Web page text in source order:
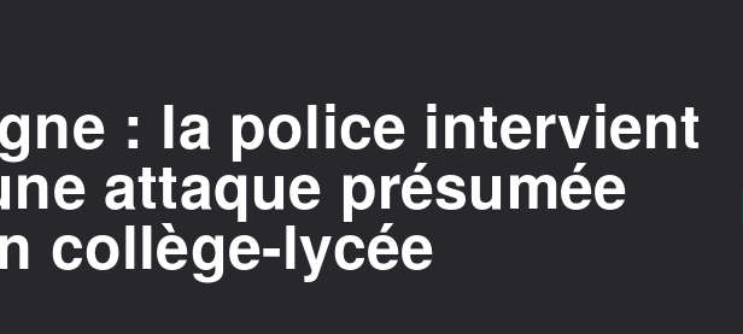
: la police intervient
attaque présumée
collège-lycée